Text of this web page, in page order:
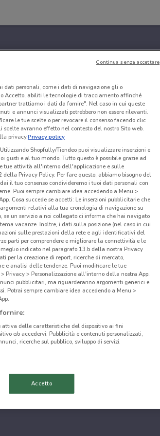
dati personali, come i dati di navigazione gli o
Accetto, abiliti le tecnologie di tracciamento affinché
trattiamo i dati da fornire". Nel caso in cui queste
e annunci visualizzati potrebbero non essere rilevanti.
le tue scelte o per revocare il consenso facendo clic
avranno effetto nel contesto del nostro Sito web.
privacy.Privacy policy
Shopfully/Tiendeo puoi visualizzare inserzioni e
e al tuo mondo. Tutto questo è possibile grazie ad
tue attività all'interno dell'applicazione e sulle
Privacy Policy. Per fare questo, abbiamo bisogno del
il tuo consenso condivideremo i tuoi dati personali con
Puoi sempre cambiare idea accedendo a Menu >
Cosa succede se accetti: Le inserzioni pubblicitarie che
relativi alla tua cronologia di navigazione su
se un servizio a noi collegato ci informa che hai navigato
vacanze. Inoltre, i dati sulla posizione (nel caso in cui
sulle prestazioni della rete e agli identificativi del
parti per comprendere e migliorare la connettività e le
indicato nel paragrafo 13.b della nostra Privacy
per la creazione di report, ricerche di mercato,
e analisi delle tendenze. Puoi modificare le tue
Privacy > Personalizzazione all'interno della nostra App.
pubblicitari, ma riguarderanno argomenti generici e
Potrai sempre cambiare idea accedendo a Menu >
attiva delle caratteristiche del dispositivo ai fini
e/o accedervi. Pubblicità e contenuti personalizzati,
ricerche sul pubblico, sviluppo di servizi.
Accetto
Continua senza accettare